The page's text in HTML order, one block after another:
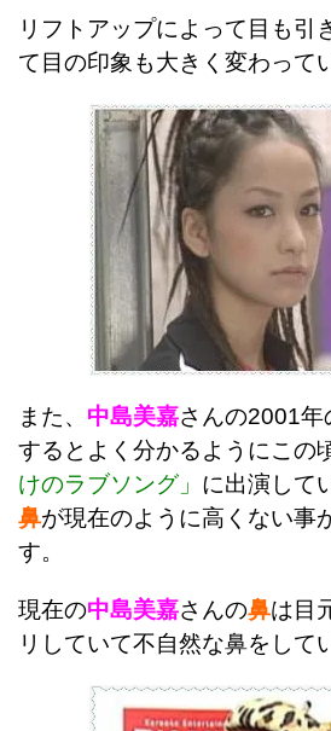
リフトアップによって目も引
て目の印象も大きく変わって
また、 中島美嘉さんの2001年
するとよく分かるようにこの
けのラブソング」 に出演して
鼻が現在のように高くない事
す。
現在の中島美嘉さんの鼻は目
リしていて不自然な鼻をして